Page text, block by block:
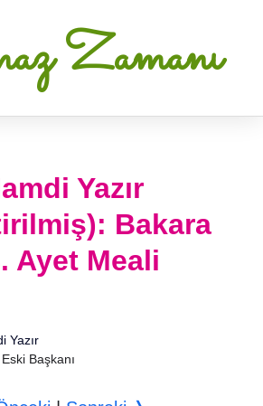
Zamanı
Yazır
Bakara
Ayet Meali
Yazır
Başkanı